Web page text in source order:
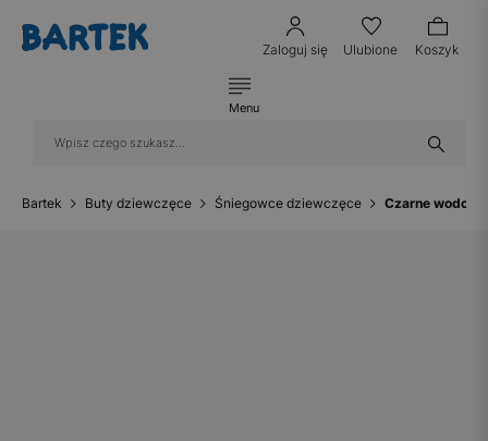
Zaloguj się Ulubione Koszyk
Menu
Bartek Buty dziewczęce Śniegowce dziewczęce Czarne